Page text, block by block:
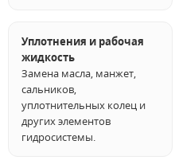
Уплотнения и рабочая
жидкость
Замена масла, манжет,
сальников,
уплотнительных колец и
других элементов
гидросистемы.